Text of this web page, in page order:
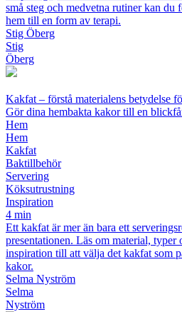
små steg och medvetna rutiner kan
hem till en form av terapi.
Stig Öberg
Stig
Öberg
Kakfat – förstå materialens betydelse
Gör dina hembakta kakor till en
Hem
Hem
Kakfat
Baktillbehör
Servering
Köksutrustning
Inspiration
4 min
Ett kakfat är mer än bara ett
presentationen. Läs om material, typer
inspiration till att välja det kakfat som
kakor.
Selma Nyström
Selma
Nyström